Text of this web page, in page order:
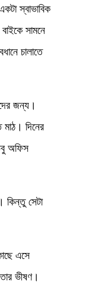
স্বাভাবিক
সামনে
চালাতে
জন্য।
মাঠ। দিনের
অফিস
কিন্তু সেটা
এসে
ভীষণ।